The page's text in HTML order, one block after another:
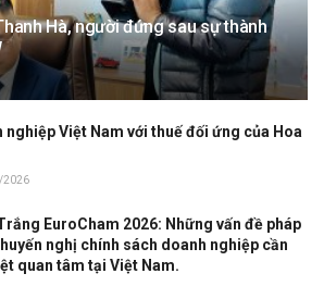
Hà, người đứng sau sự thành
nghiệp Việt Nam với thuế đối ứng của Hoa
2026
EuroCham 2026: Những vấn đề pháp
nghị chính sách doanh nghiệp cần
quan tâm tại Việt Nam.